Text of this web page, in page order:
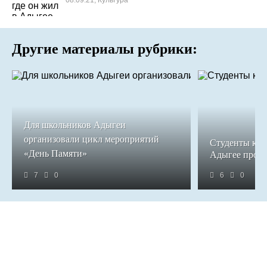
Другие материалы рубрики:
Для школьников Адыгеи
организовали цикл мероприятий
«День Памяти»
7 0
Студенты
Адыгее
6 0